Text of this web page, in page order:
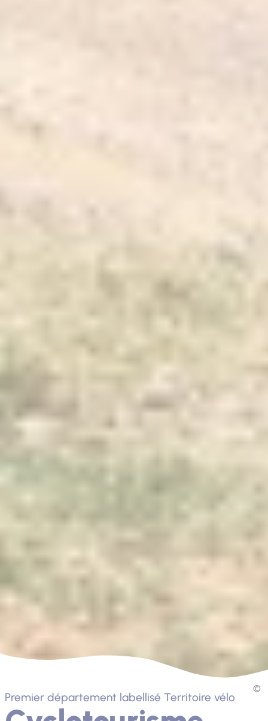
Premier département labellisé Territoire vélo